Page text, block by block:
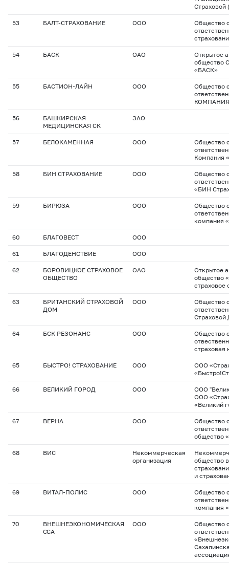
Страховой
53 БАЛТ-СТРАХОВАНИЕ ООО
Общество
54 БАСК ОАО
Открытое
общество
«БАСК»
55 БАСТИОН-ЛАЙН ООО
Общество
56
БАШКИРСКАЯ
МЕДИЦИНСКАЯ СК
ЗАО
57 БЕЛОКАМЕННАЯ ООО
Общество
Компания
58 БИН СТРАХОВАНИЕ ООО
Общество
«БИН
59 БИРЮЗА ООО
Общество
компания
60 БЛАГОВЕСТ ООО
61 БЛАГОДЕНСТВИЕ ООО
62
БОРОВИЦКОЕ СТРАХОВОЕ
ОБЩЕСТВО
ОАО
Открытое
общество
страховое
63
БРИТАНСКИЙ СТРАХОВОЙ
ДОМ
ООО
Общество
Страховой
64 БСК РЕЗОНАНС ООО
Общество
страховая
65 БЫСТРО! СТРАХОВАНИЕ ООО
ООО
66 ВЕЛИКИЙ ГОРОД ООО
ООО
ООО
«Великий
67 ВЕРНА ООО
Общество
общество
68 ВИС
Некоммерческая
организация
общество
и
69 ВИТАЛ-ПОЛИС ООО
Общество
компания
70
ВНЕШНЕЭКОНОМИЧЕСКАЯ
ССА
ООО
Общество